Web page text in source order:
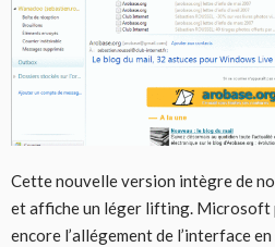
Cette nouvelle version intègre de
et affiche un léger lifting. Microsoft
encore l’allégement de l’interface